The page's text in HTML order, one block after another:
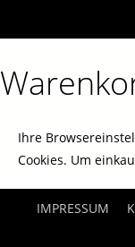
Ihre
Cookies. Um
IMPRESSUM